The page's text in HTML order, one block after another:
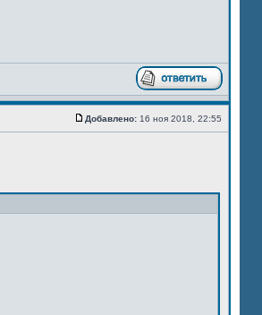
Добавлено: 16 ноя 2018, 22:55